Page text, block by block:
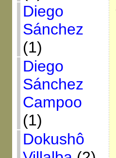
Diego
Sánchez
(1)
Diego
Sánchez
Campoo
(1)
Dokushô